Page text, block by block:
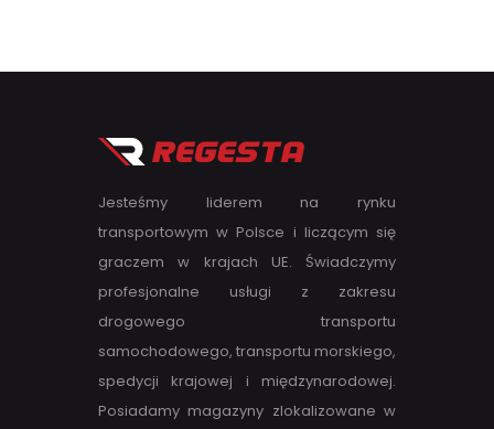
Jesteśmy liderem na rynku
transportowym w Polsce i liczącym się
graczem w krajach UE. Świadczymy
profesjonalne usługi z zakresu
drogowego transportu
samochodowego, transportu morskiego,
spedycji krajowej i międzynarodowej.
Posiadamy magazyny zlokalizowane w